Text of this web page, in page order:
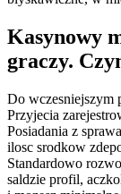
Kasynowy
graczy.
Do wczesniejszym
Przyjecia
Posiadania z
ilosc srodkow
Standardowo
saldzie profil,